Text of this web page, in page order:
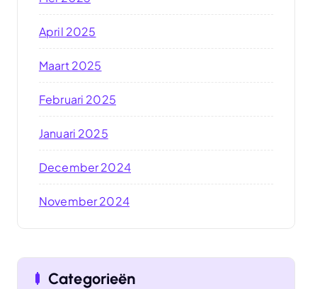
April 2025
Maart 2025
Februari 2025
Januari 2025
December 2024
November 2024
Categorieën